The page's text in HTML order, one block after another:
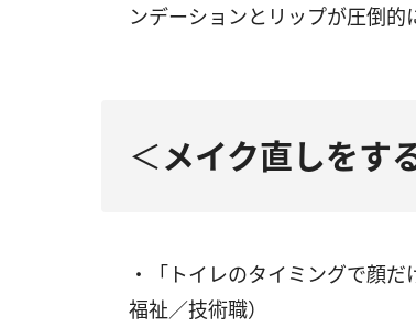
ンデーションとリップが圧倒的
＜メイク直しをす
・「トイレのタイミングで顔
福祉／技術職）